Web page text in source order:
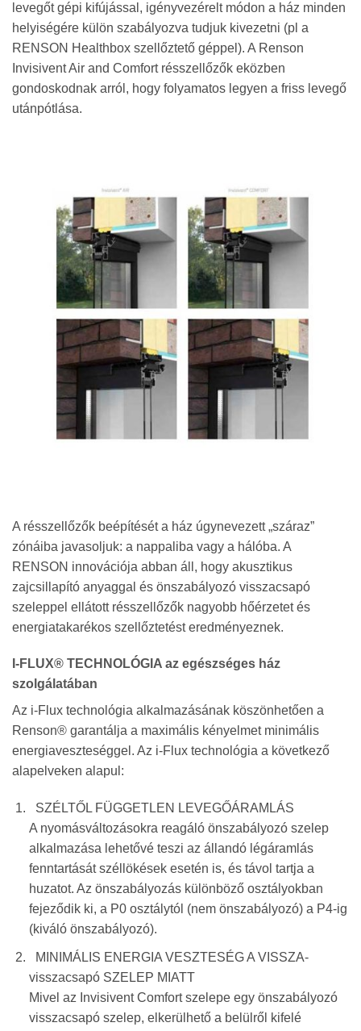
levegőt gépi kifújással, igényvezérelt módon a ház minden
helyiségére külön szabályozva tudjuk kivezetni (pl a
RENSON Healthbox szellőztető géppel). A Renson
Invisivent Air and Comfort résszellőzők eközben
gondoskodnak arról, hogy folyamatos legyen a friss levegő
utánpótlása.
A résszellőzők beépítését a ház úgynevezett „száraz”
zónáiba javasoljuk: a nappaliba vagy a hálóba. A
RENSON innovációja abban áll, hogy akusztikus
zajcsillapító anyaggal és önszabályozó visszacsapó
szeleppel ellátott résszellőzők nagyobb hőérzetet és
energiatakarékos szellőztetést eredményeznek.
I-FLUX® TECHNOLÓGIA az egészséges ház
szolgálatában
Az i-Flux technológia alkalmazásának köszönhetően a
Renson® garantálja a maximális kényelmet minimális
energiaveszteséggel. Az i-Flux technológia a következő
alapelveken alapul:
SZÉLTŐL FÜGGETLEN LEVEGŐÁRAMLÁS
A nyomásváltozásokra reagáló önszabályozó szelep
alkalmazása lehetővé teszi az állandó légáramlás
fenntartását széllökések esetén is, és távol tartja a
huzatot. Az önszabályozás különböző osztályokban
fejeződik ki, a P0 osztálytól (nem önszabályozó) a P4-ig
(kiváló önszabályozó).
MINIMÁLIS ENERGIA VESZTESÉG A VISSZA-
visszacsapó SZELEP MIATT
Mivel az Invisivent Comfort szelepe egy önszabályozó
visszacsapó szelep, elkerülhető a belülről kifelé